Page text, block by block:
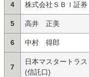
4 株式会社ＳＢＩ証券
5 高井 正美
6 中村 得郎
7
日本マスタートラ
(信託口)